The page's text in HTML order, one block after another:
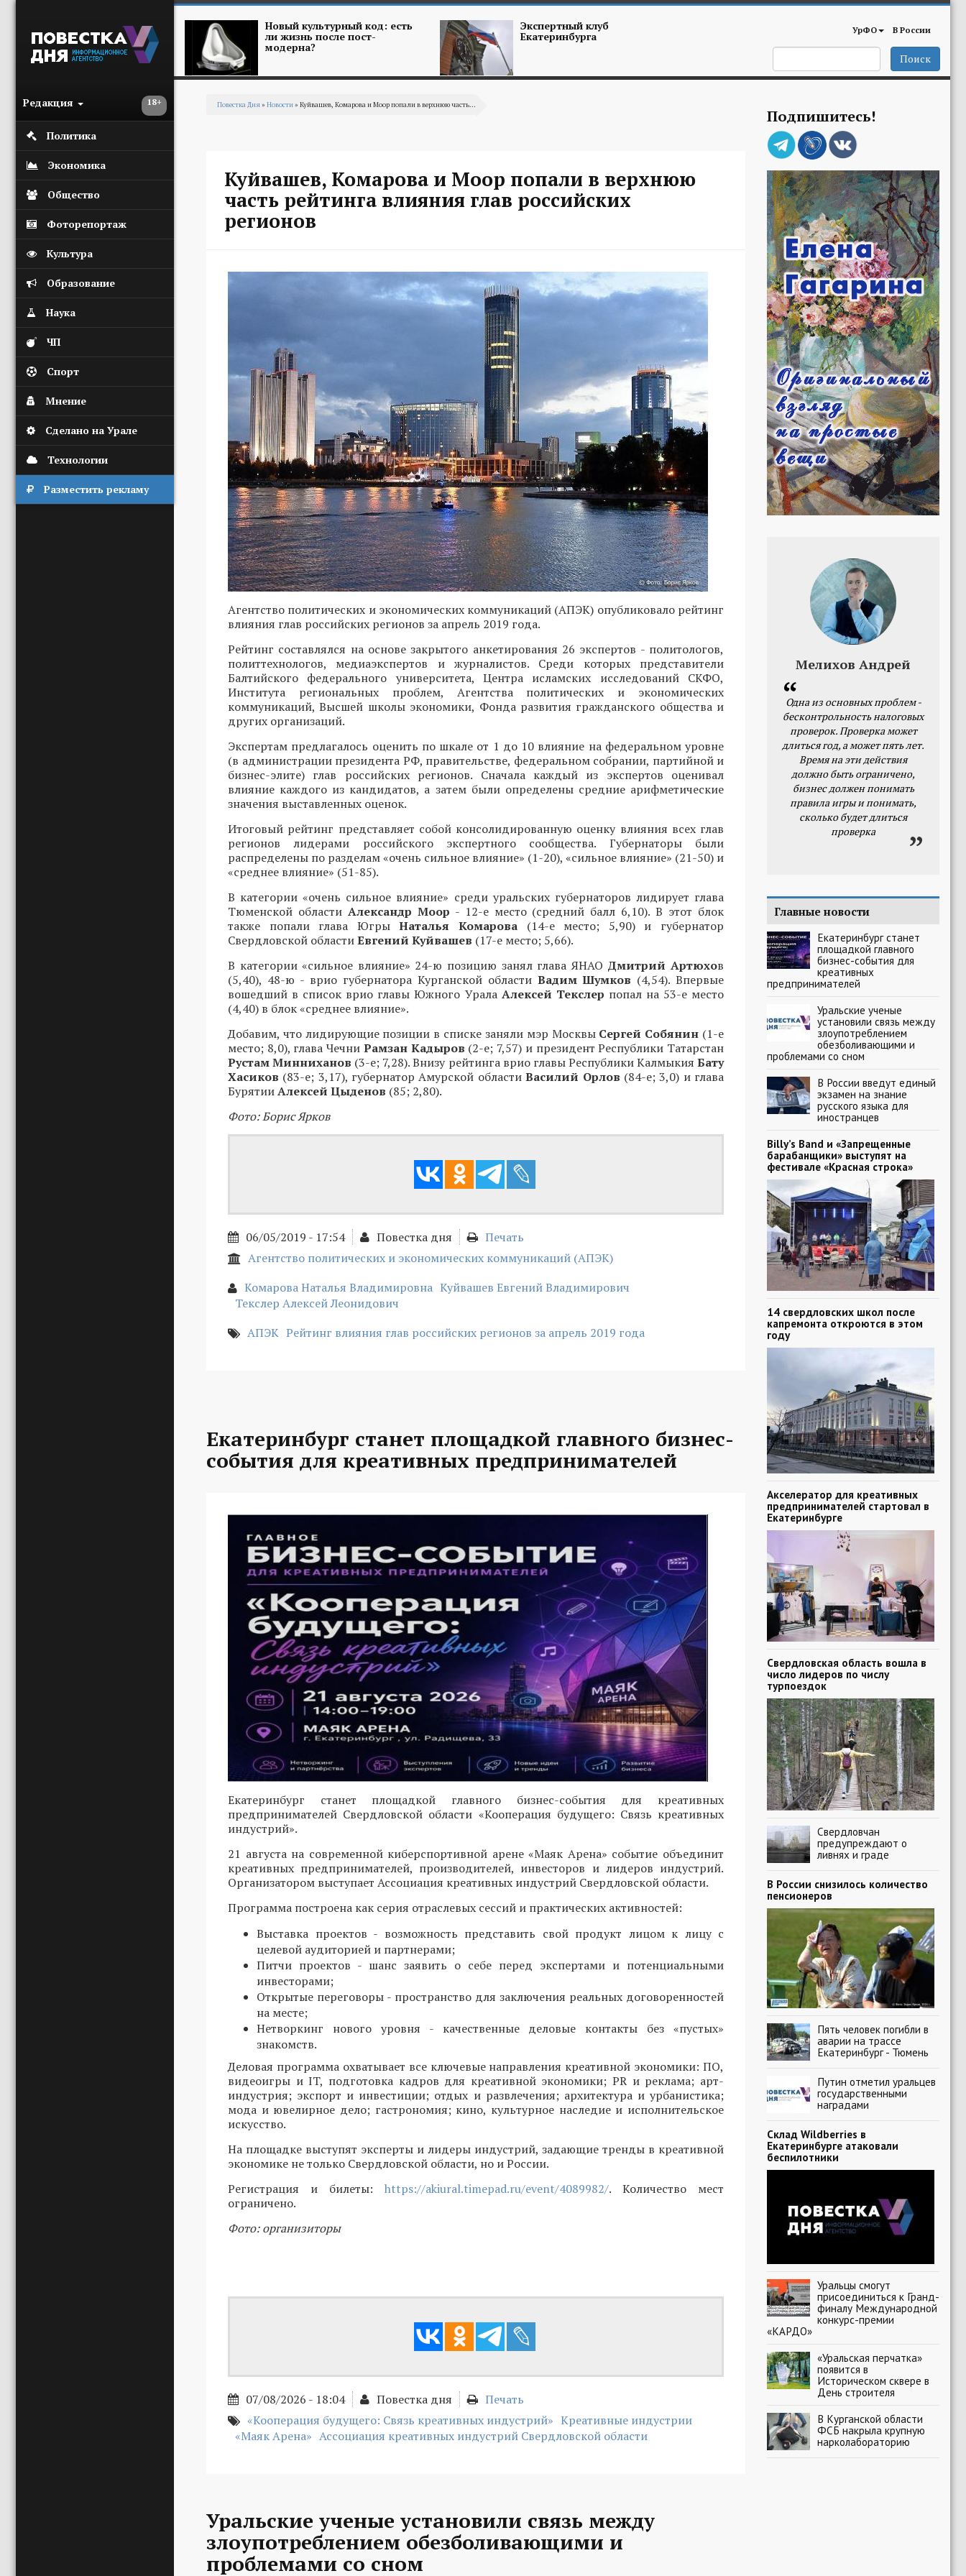
18+
Редакция
Политика
Экономика
Общество
Фоторепортаж
Культура
Образование
Наука
ЧП
Спорт
Мнение
Сделано на Урале
Технологии
Разместить рекламу
Новый культурный код: есть
ли жизнь после пост-
модерна?
Экспертный клуб
Екатеринбурга УрФО В России
Поиск
Повестка Дня» Новости» Куйвашев, Комарова и Моор попали в верхнюю часть...
Куйвашев, Комарова и Моор попали в верхнюю
часть рейтинга влияния глав российских
регионов
Агентство политических и экономических коммуникаций (АПЭК) опубликовало рейтинг
влияния глав российских регионов за апрель 2019 года.
Рейтинг составлялся на основе закрытого анкетирования 26 экспертов - политологов,
политтехнологов, медиаэкспертов и журналистов. Среди которых представители
Балтийского федерального университета, Центра исламских исследований СКФО,
Института региональных проблем, Агентства политических и экономических
коммуникаций, Высшей школы экономики, Фонда развития гражданского общества и
других организаций.
Экспертам предлагалось оценить по шкале от 1 до 10 влияние на федеральном уровне
(в администрации президента РФ, правительстве, федеральном собрании, партийной и
бизнес-элите) глав российских регионов. Сначала каждый из экспертов оценивал
влияние каждого из кандидатов, а затем были определены средние арифметические
значения выставленных оценок.
Итоговый рейтинг представляет собой консолидированную оценку влияния всех глав
регионов лидерами российского экспертного сообщества. Губернаторы были
распределены по разделам «очень сильное влияние» (1-20), «сильное влияние» (21-50) и
«среднее влияние» (51-85).
В категории «очень сильное влияние» среди уральских губернаторов лидирует глава
Тюменской области Александр Моор - 12-е место (средний балл 6,10). В этот блок
также попали глава ЮгрыНаталья Комарова (14-е место; 5,90) и губернатор
Свердловской областиЕвгений Куйвашев (17-е место; 5,66).
В категории «сильное влияние» 24-ю позицию занял глава ЯНАО Дмитрий Артюхов
(5,40), 48-ю - врио губернатора Курганской области Вадим Шумков (4,54). Впервые
вошедший в список врио главы Южного Урала Алексей Текслер попал на 53-е место
(4,40) в блок «среднее влияние».
Добавим, что лидирующие позиции в списке заняли мэр Москвы Сергей Собянин (1-е
место; 8,0), глава Чечни Рамзан Кадыров (2-е; 7,57) и президент Республики Татарстан
Рустам Минниханов (3-е; 7,28). Внизу рейтинга врио главы Республики КалмыкияБату
Хасиков (83-е; 3,17), губернатор Амурской областиВасилий Орлов (84-е; 3,0) и глава
БурятииАлексей Цыденов (85; 2,80).
Фото: Борис Ярков
06/05/2019 - 17:54 Повестка дня
Печать
Агентство политических и экономических коммуникаций (АПЭК)
Комарова Наталья Владимировна Куйвашев Евгений Владимирович
Текслер Алексей Леонидович
АПЭК Рейтинг влияния глав российских регионов за апрель 2019 года
Екатеринбург станет площадкой главного бизнес-
события для креативных предпринимателей
Екатеринбург станет площадкой главного бизнес-события для креативных
предпринимателей Свердловской области «Кооперация будущего: Связь креативных
индустрий».
21 августа на современной киберспортивной арене «Маяк Арена» событие объединит
креативных предпринимателей, производителей, инвесторов и лидеров индустрий.
Организатором выступает Ассоциация креативных индустрий Свердловской области.
Программа построена как серия отраслевых сессий и практических активностей:
Выставка проектов - возможность представить свой продукт лицом к лицу с
целевой аудиторией и партнерами;
Питчи проектов - шанс заявить о себе перед экспертами и потенциальными
инвесторами;
Открытые переговоры - пространство для заключения реальных договоренностей
на месте;
Нетворкинг нового уровня - качественные деловые контакты без «пустых»
знакомств.
Деловая программа охватывает все ключевые направления креативной экономики: ПО,
видеоигры и IT, подготовка кадров для креативной экономики; PR и реклама; арт-
индустрия; экспорт и инвестиции; отдых и развлечения; архитектура и урбанистика;
мода и ювелирное дело; гастрономия; кино, культурное наследие и исполнительское
искусство.
На площадке выступят эксперты и лидеры индустрий, задающие тренды в креативной
экономике не только Свердловской области, но и России.
Регистрация и билеты: https://akiural.timepad.ru/event/4089982/. Количество мест
ограничено.
Фото: организиторы
07/08/2026 - 18:04 Повестка дня
Печать
«Кооперация будущего: Связь креативных индустрий» Креативные индустрии
«Маяк Арена» Ассоциация креативных индустрий Свердловской области
Уральские ученые установили связь между
злоупотреблением обезболивающими и
проблемами со сном
Подпишитесь!
Мелихов Андрей
Одна из основных проблем -
бесконтрольность налоговых
проверок. Проверка может
длиться год, а может пять лет.
Время на эти действия
должно быть ограничено,
бизнес должен понимать
правила игры и понимать,
сколько будет длиться
проверка
Главные новости
Екатеринбург станет
площадкой главного
бизнес-события для
креативных
предпринимателей
Уральские ученые
установили связь между
злоупотреблением
обезболивающими и
проблемами со сном
В России введут единый
экзамен на знание
русского языка для
иностранцев
Billy’s Band и «Запрещенные
барабанщики» выступят на
фестивале «Красная строка»
14 свердловских школ после
капремонта откроются в этом
году
Акселератор для креативных
предпринимателей стартовал в
Екатеринбурге
Свердловская область вошла в
число лидеров по числу
турпоездок
Свердловчан
предупреждают о
ливнях и граде
В России снизилось количество
пенсионеров
Пять человек погибли в
аварии на трассе
Екатеринбург - Тюмень
Путин отметил уральцев
государственными
наградами
Склад Wildberries в
Екатеринбурге атаковали
беспилотники
Уральцы смогут
присоединиться к Гранд-
финалу Международной
конкурс-премии
«КАРДО»
«Уральская перчатка»
появится в
Историческом сквере в
День строителя
В Курганской области
ФСБ накрыла крупную
нарколабораторию